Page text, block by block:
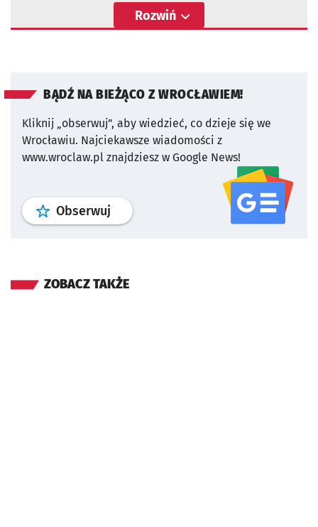
Rozwiń
BĄDŹ NA BIEŻĄCO Z WROCŁAWIEM!
Kliknij „obserwuj”, aby wiedzieć, co dzieje się we
Wrocławiu. Najciekawsze wiadomości z
www.wroclaw.pl znajdziesz w Google News!
Obserwuj profil serwisu
ZOBACZ TAKŻE